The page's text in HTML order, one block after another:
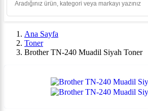
Ana Sayfa
Toner
Brother TN-240 Muadil Siyah Toner